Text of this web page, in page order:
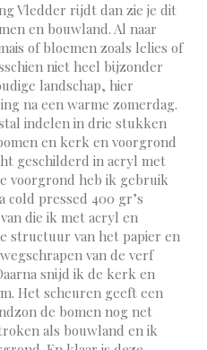
Vledder rijdt dan zie je dit
en bouwland. Al naar
of bloemen zoals lelies of
niet heel bijzonder
landschap, hier
na een warme zomerdag.
indelen in drie stukken
en kerk en voorgrond
geschilderd in acryl met
voorgrond heb ik gebruik
cold pressed 400 gr’s
die ik met acryl en
structuur van het papier en
van de verf
snijd ik de kerk en
Het scheuren geeft een
de bomen nog net
als bouwland en ik